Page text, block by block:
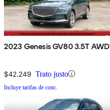
2023 Genesis GV80 3.5T AWD
$42,249 Trato justo
Incluye tarifas de conc.